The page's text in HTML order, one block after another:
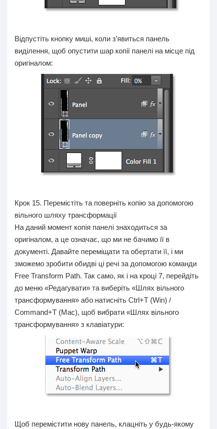
Відпустіть кнопку миші, коли з’явиться панель
виділення, щоб опустити шар копії панелі на місце під
оригіналом:
Крок 15. Перемістіть та поверніть копію за допомогою
вільного шляху трансформації
На даний момент копія панелі знаходиться за
оригіналом, а це означає, що ми не бачимо її в
документі. Давайте переміщати та обертати її, і ми
зможемо зробити обидві ці речі за допомогою команди
Free Transform Path. Так само, як і на кроці 7, перейдіть
до меню «Редагувати» та виберіть «Шлях вільного
трансформування» або натисніть Ctrl+T (Win) /
Command+T (Mac), щоб вибрати «Шлях вільного
трансформування» з клавіатури:
Щоб перемістити нову панель, клацніть у будь-якому